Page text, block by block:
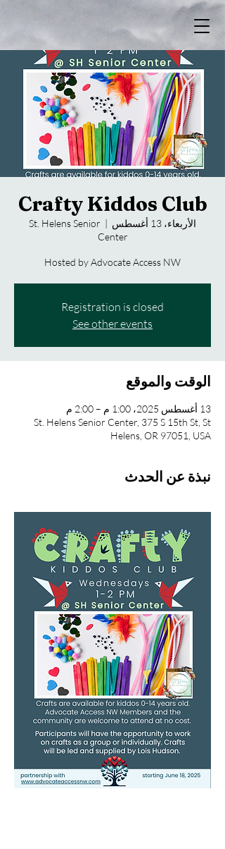
Crafty Kiddos Club
الأربعاء، 13 أغسطس
  |
St. Helens Senior
Center
Hosted by Advocate Access NW
Registration is closed
See other events
الوقت والموقع
13 أغسطس 2025، 1:00 م – 2:00 م
St. Helens Senior Center, 375 S 15th St, St
Helens, OR 97051, USA
نبذة عن الحدث